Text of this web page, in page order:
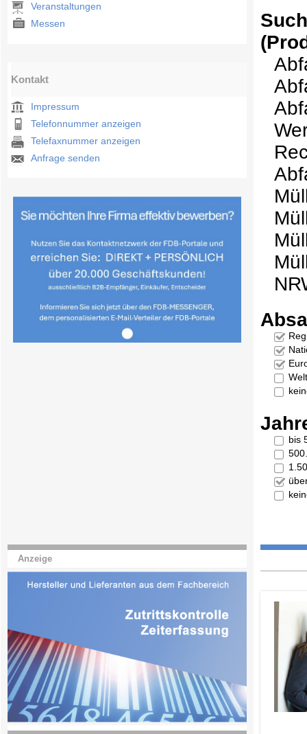
Veranstaltungen
Messen
Kontakt
Impressum
Telefonnummer anzeigen
Telefaxnummer anzeigen
Anfrage senden
Anzeige
bis